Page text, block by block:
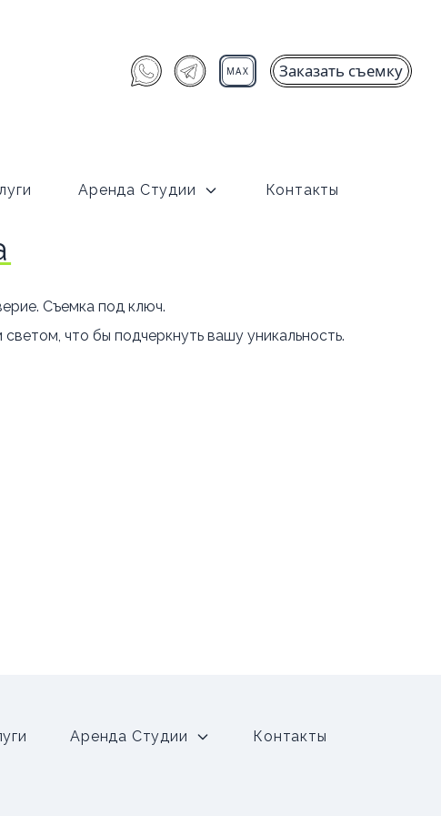
MAX Заказать съемку
Аренда Студии Контакты
Съемка под ключ.
что бы подчеркнуть вашу уникальность.
Аренда Студии Контакты